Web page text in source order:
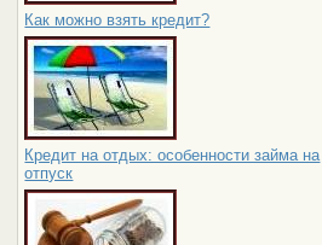
Как можно взять кредит?
Кредит на отдых: особенности займа на
отпуск